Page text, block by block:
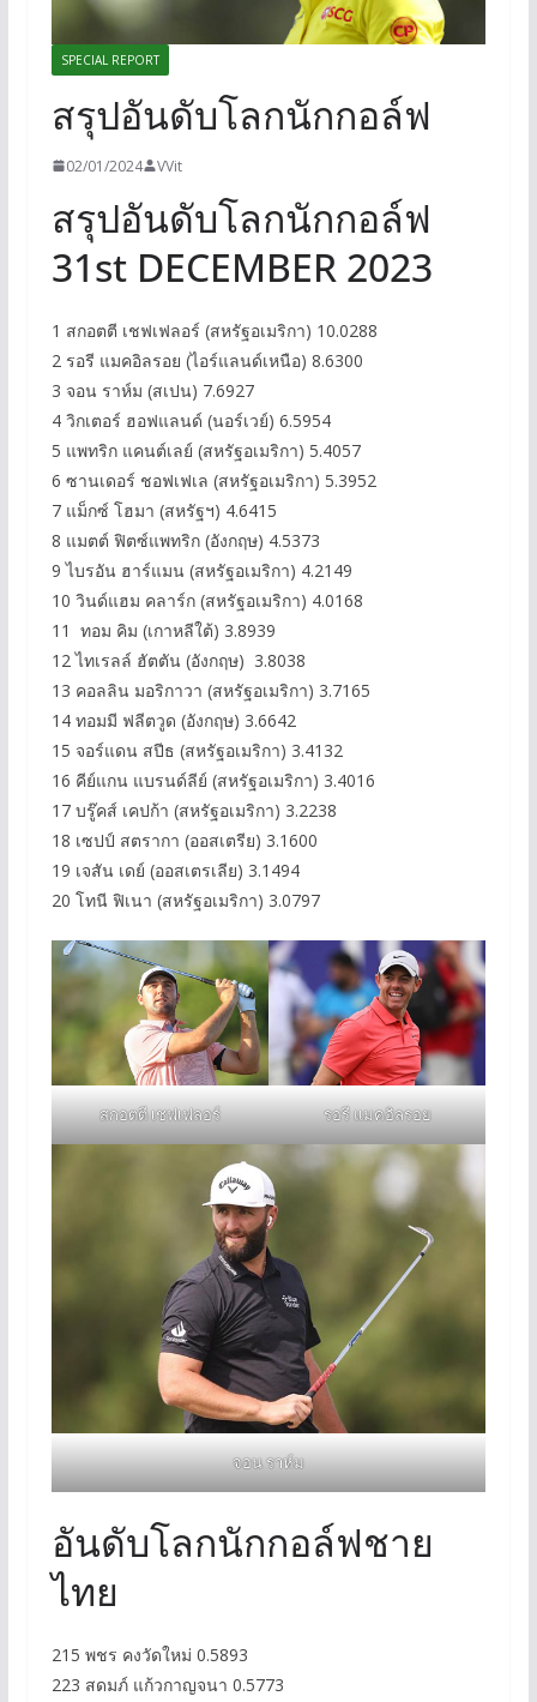
SPECIAL REPORT
สรุปอันดับโลกนักกอล์ฟ
02/01/2024 VVit
สรุปอันดับโลกนักกอล์ฟ
31st DECEMBER 2023
1 สกอตตี เชฟเฟลอร์ (สหรัฐอเมริกา) 10.0288
2 รอรี แมคอิลรอย (ไอร์แลนด์เหนือ) 8.6300
3 จอน ราห์ม (สเปน) 7.6927
4 วิกเตอร์ ฮอฟแลนด์ (นอร์เวย์) 6.5954
5 แพทริก แคนต์เลย์ (สหรัฐอเมริกา) 5.4057
6 ซานเดอร์ ชอฟเฟเล (สหรัฐอเมริกา) 5.3952
7 แม็กซ์ โฮมา (สหรัฐฯ) 4.6415
8 แมตต์ ฟิตซ์แพทริก (อังกฤษ) 4.5373
9 ไบรอัน ฮาร์แมน (สหรัฐอเมริกา) 4.2149
10 วินด์แฮม คลาร์ก (สหรัฐอเมริกา) 4.0168
11 ทอม คิม (เกาหลีใต้) 3.8939
12 ไทเรลล์ ฮัตตัน (อังกฤษ) 3.8038
13 คอลลิน มอริกาวา (สหรัฐอเมริกา) 3.7165
14 ทอมมี ฟลีตวูด (อังกฤษ) 3.6642
15 จอร์แดน สปีธ (สหรัฐอเมริกา) 3.4132
16 คีย์แกน แบรนด์ลีย์ (สหรัฐอเมริกา) 3.4016
17 บรู๊คส์ เคปก้า (สหรัฐอเมริกา) 3.2238
18 เซปป์ สตรากา (ออสเตรีย) 3.1600
19 เจสัน เดย์ (ออสเตรเลีย) 3.1494
20 โทนี ฟิเนา (สหรัฐอเมริกา) 3.0797
สกอตตี เชฟเฟลอร์ รอรี แมคอิลรอย
จอน ราห์ม
อันดับโลกนักกอล์ฟชาย
ไทย
215 พชร คงวัดใหม่ 0.5893
223 สดมภ์ แก้วกาญจนา 0.5773